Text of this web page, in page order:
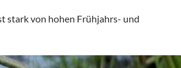
stark von hohen Frühjahrs- und